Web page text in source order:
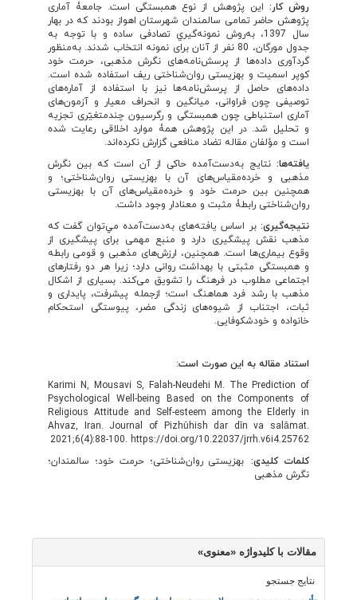
روش کار: این پژوهش از نوع همبستگی است. جامعۀ آماری
پژوهش حاضر تمامی سالمندان شهرستان اهواز بودند که در بهار
سال 1397، به‌روش نمونه‌گيري تصادفی ساده و با توجه به
جدول مورگان، 80 نفر از آنان برای نمونه انتخاب شدند. به‌منظور
گردآوری داده‌ها از پرسش‌نامه‌های نگرش مذهبی، حرمت خود
کوپر اسمیت و بهزیستی روان‌شناختی ریف استفاده شده است.
داده‌های حاصل از پرسش‌نامه‌ها نیز با استفاده از آماره‌های
توصیفی چون فراوانی، میانگین و انحراف معیار و آزمون‌های
آماری استنباطی چون همبستگی و رگرسیون چندمتغیّری تجزیه
و تحلیل شد. در این پژوهش همۀ موارد اخلاقی رعایت شده
است و مؤلفان مقاله تضاد منافعی گزارش نکرده‌اند.
یافتهها: نتایج به‌دست‌آمده حاکی از آن است که بین نگرش
مذهبی و خرده‌مقیاس‌های آن با بهزیستی روان‌شناختی؛ و
همچنین بین حرمت خود و خرده‌‌مقیاس‌های آن با بهزیستی
روان‌شناختی رابطۀ مثبت و معنادار وجود داشت.
نتیجهگیری:بر اساس یافته‌های به‌دست‌آمده ميتوان گفت که
مذهب نقش پیشگیری دارد و منبع مهمی برای پیشگیری از
وقوع بیماری‌ها است. همچنین، ارزش‌های مذهبی و قومی رابطه
و همبستگی مثبتی با بهداشت روانی دارد؛ زیرا هر دو رفتارهای
اجتماعی مطلوب در فرهنگ را تشویق می‌کند. بسیاری از اشکال
مذهب با رشد فرد هماهنگ است؛ ازجمله پیشرفت، پایداری و
ثبات، اجتناب از شیوه‌های زندگی مضر، پیوستگی استحکام
خانواده و خودشکوفایی.
استناد مقاله به این صورت است:
Karimi N, Mousavi S, Falah-Neudehi M. The Prediction of
Psychological Well-being Based on the Components of
Religious Attitude and Self-esteem among the Elderly in
Ahvaz, Iran. Journal of Pizhūhish dar dīn va salāmat.
2021;6(4):88-100. https://doi.org/10.22037/jrrh.v6i4.25762
کلمات کلیدی: بهزیستی روان‌شناختی؛ حرمت خود؛ سالمندان؛
نگرش مذهبی